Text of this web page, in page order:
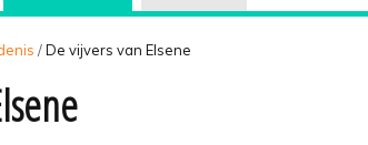
/De vijvers van Elsene